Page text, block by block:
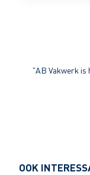
"AB Vakwerk is
OOK